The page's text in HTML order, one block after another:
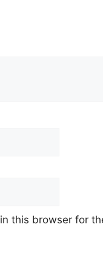
this browser for